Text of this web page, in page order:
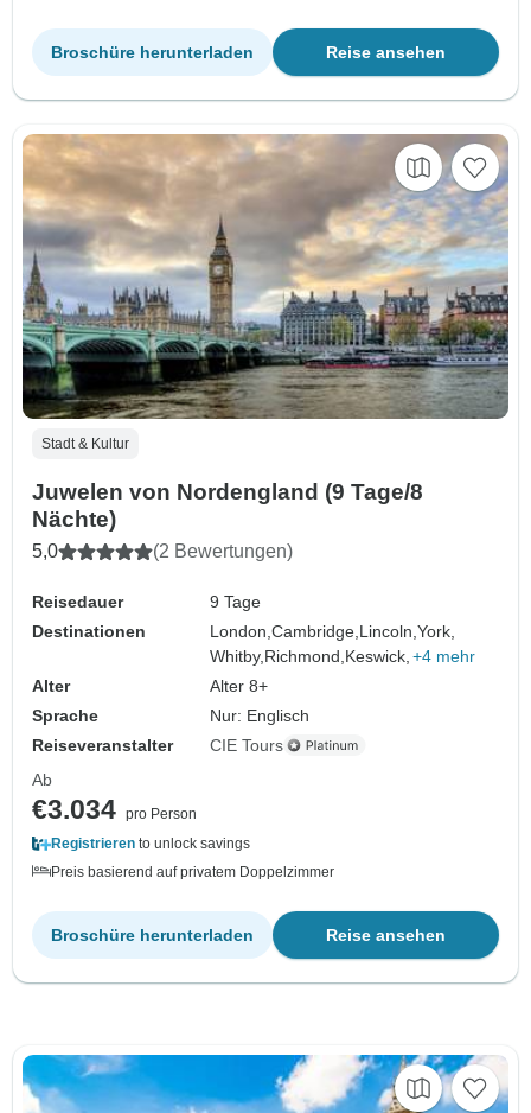
Reise ansehen
Broschüre herunterladen
Stadt & Kultur
Juwelen von Nordengland (9 Tage/8
Nächte)
5,0 (2 Bewertungen)
Reisedauer
9 Tage
Destinationen
London,Cambridge, Lincoln,York,
Whitby, Richmond, Keswick, +4 mehr
Alter
Alter 8+
Sprache
Nur: Englisch
Reiseveranstalter
CIE Tours
Ab
€3.034 pro Person
Registrieren to unlock savings
Preis basierend auf privatem Doppelzimmer
Reise ansehen
Broschüre herunterladen